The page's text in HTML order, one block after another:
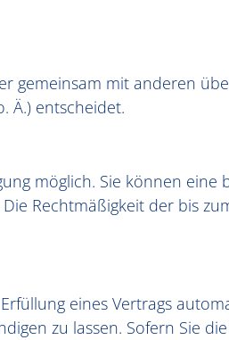
gemeinsam mit anderen
Ä.) entscheidet.
möglich. Sie können eine
Rechtmäßigkeit der bis
eines Vertrags
zu lassen. Sofern Sie